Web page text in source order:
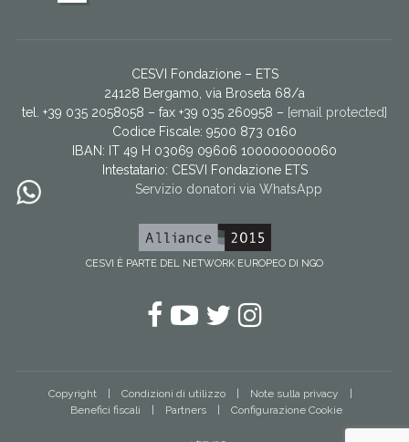
CESVI Fondazione – ETS
24128 Bergamo, via Broseta 68/a
tel. +39 035 2058058 – fax +39 035 260958 – [email protected]
Codice Fiscale: 9500 873 0160
IBAN: IT 49 H 03069 09606 100000000060
Intestatario: CESVI Fondazione ETS
Servizio donatori via WhatsApp
CESVI È PARTE DEL NETWORK EUROPEO DI NGO
Facebook
YouTube
Twitter
Instagram
Copyright Condizioni di utilizzo
Note sulla privacy
Benefici fiscali
Partners Configurazione Cookie